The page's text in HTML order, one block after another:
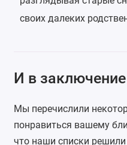
своих далеких
И в заключение
Мы перечислили
понравиться вашему
что наши списки